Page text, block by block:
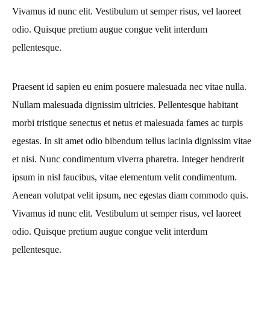
Vivamus id nunc elit. Vestibulum ut semper risus, vel laoreet
odio. Quisque pretium augue congue velit interdum
pellentesque.
Praesent id sapien eu enim posuere malesuada nec vitae nulla.
Nullam malesuada dignissim ultricies. Pellentesque habitant
morbi tristique senectus et netus et malesuada fames ac turpis
egestas. In sit amet odio bibendum tellus lacinia dignissim vitae
et nisi. Nunc condimentum viverra pharetra. Integer hendrerit
ipsum in nisl faucibus, vitae elementum velit condimentum.
Aenean volutpat velit ipsum, nec egestas diam commodo quis.
Vivamus id nunc elit. Vestibulum ut semper risus, vel laoreet
odio. Quisque pretium augue congue velit interdum
pellentesque.